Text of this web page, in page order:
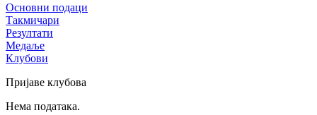
Основни подаци
Такмичари
Резултати
Медаље
Клубови
Пријаве клубова
Нема података.